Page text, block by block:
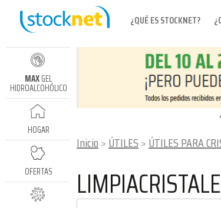
¿QUÉ ES STOCKNET?
MAXGEL
HIDROALCOHÓLICO
HOGAR
OFERTAS
Inicio ÚTILES ÚTILES PARA